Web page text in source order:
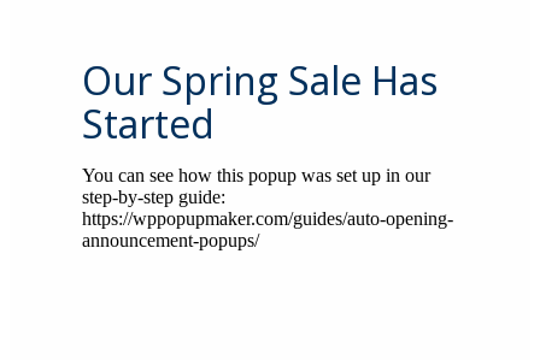
Our Spring Sale Has
Started
You can see how this popup was set up in our
step-by-step guide:
https://wppopupmaker.com/guides/auto-opening-
announcement-popups/